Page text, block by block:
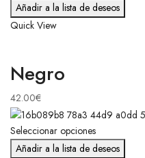
Añadir a la lista de deseos
Quick View
Negro
42.00€
Seleccionar opciones
Añadir a la lista de deseos